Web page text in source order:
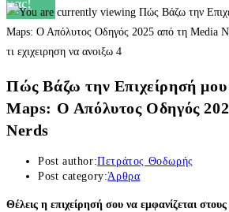
μας!
τι εχιχειρηση να ανοιξω 4
Πώς Βάζω την Επιχείρησή
Maps: Ο Απόλυτος Οδηγός
Nerds
Post author:Πετράτος Θοδωρής
Post category:Άρθρα
Θέλεις η επιχείρησή σου να εμφανίζεται